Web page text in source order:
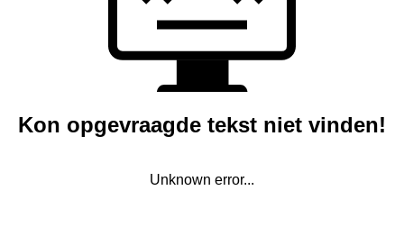
Kon opgevraagde tekst niet vinden!
Unknown error...